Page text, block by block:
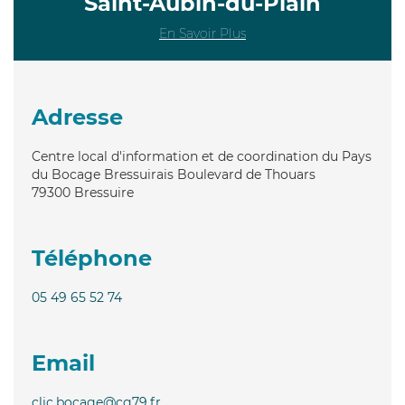
En Savoir Plus
Adresse
Centre local d'information et de coordination du Pays
du Bocage Bressuirais Boulevard de Thouars
79300 Bressuire
Téléphone
05 49 65 52 74
Email